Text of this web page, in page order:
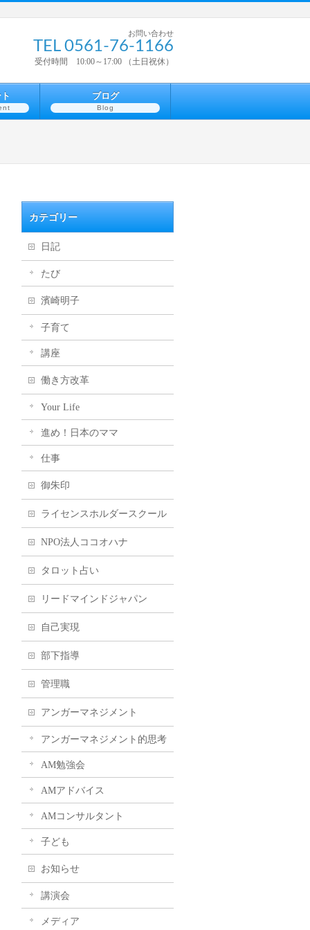
お問い合わせ
TEL 0561-76-1166
受付時間 10:00～17:00 （土日祝休）
ブログ
Blog
カテゴリー
日記
たび
濱崎明子
子育て
講座
働き方改革
Your Life
進め！日本のママ
仕事
御朱印
ライセンスホルダースクール
NPO法人ココオハナ
タロット占い
リードマインドジャパン
自己実現
部下指導
管理職
アンガーマネジメント
アンガーマネジメント的思考
AM勉強会
AMアドバイス
AMコンサルタント
子ども
お知らせ
講演会
メディア